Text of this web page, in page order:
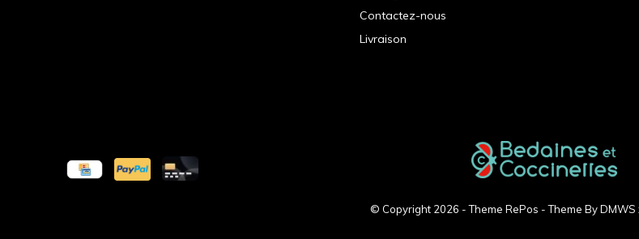
Contactez-nous
Livraison
© Copyright 2026 - Theme RePos - Theme ByDMWS